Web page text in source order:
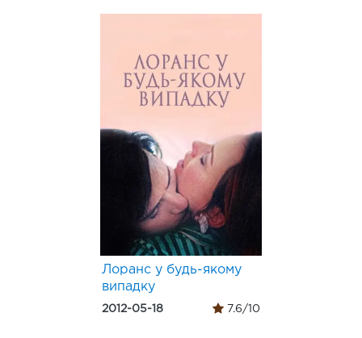
Лоранс у будь-якому
випадку
2012-05-18 7.6/10